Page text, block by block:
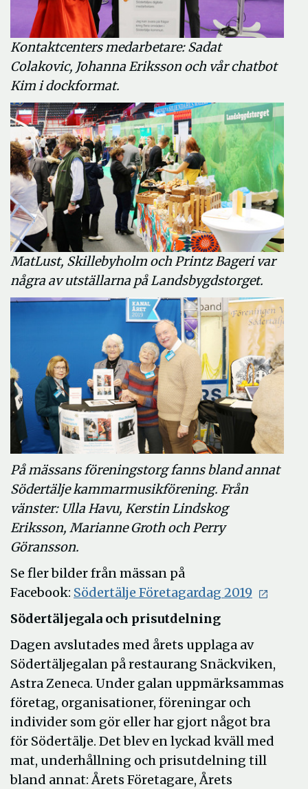
Kontaktcenters medarbetare: Sadat
Colakovic, Johanna Eriksson och vår chatbot
Kim i dockformat.
MatLust, Skillebyholm och Printz Bageri var
några av utställarna på Landsbygdstorget.
På mässans föreningstorg fanns bland annat
Södertälje kammarmusikförening. Från
vänster: Ulla Havu, Kerstin Lindskog
Eriksson, Marianne Groth och Perry
Göransson.
Se fler bilder från mässan på
Facebook: Södertälje Företagardag 2019 Öppna
fönster
Södertäljegala och prisutdelning
Dagen avslutades med årets upplaga av
Södertäljegalan på restaurang Snäckviken,
Astra Zeneca. Under galan uppmärksammas
företag, organisationer, föreningar och
individer som gör eller har gjort något bra
för Södertälje. Det blev en lyckad kväll med
mat, underhållning och prisutdelning till
bland annat: Årets Företagare, Årets